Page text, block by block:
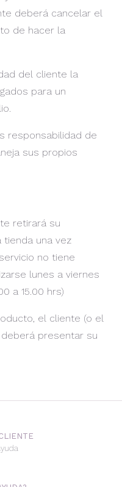
deberá cancelar el
de hacer la
del cliente la
para un
responsabilidad de
sus propios
retirará su
una vez
no tiene
lunes a viernes
a 15.00 hrs)
el cliente (o el
presentar su